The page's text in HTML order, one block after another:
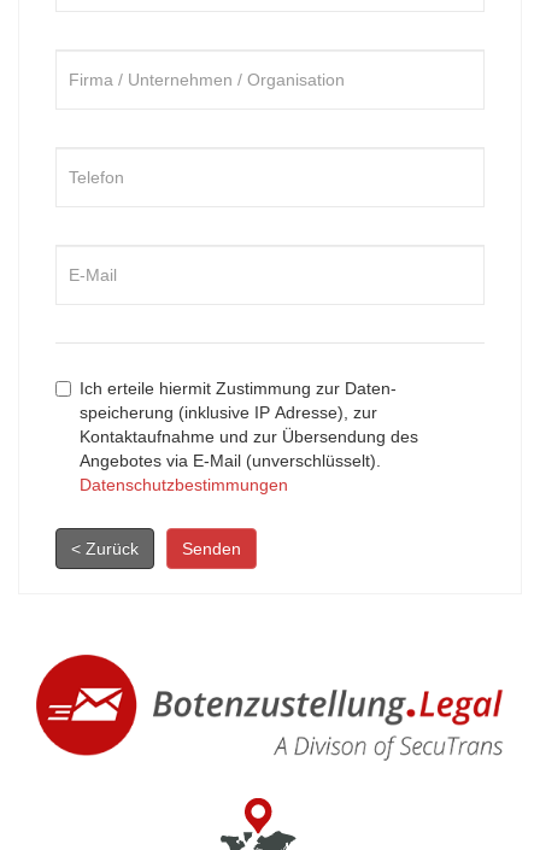
Ich erteile hiermit Zustimmung zur Daten-
speicherung (inklusive IP Adresse), zur
Kontaktaufnahme und zur Übersendung des
Angebotes via E-Mail (unverschlüsselt).
Datenschutzbestimmungen
< Zurück Senden